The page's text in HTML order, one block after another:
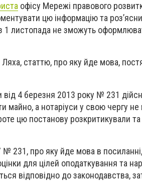
офісу Мережі правового
цю інформацію та
1 листопада не зможуть
статтю, про яку йде мова,
від 4 березня 2013 року № 231
майно, а нотаріуси у свою чергу
цю постанову розкритикували та
231, про яку йде мова в посиланні,
для цілей оподаткування та
відповідно до законодавства,